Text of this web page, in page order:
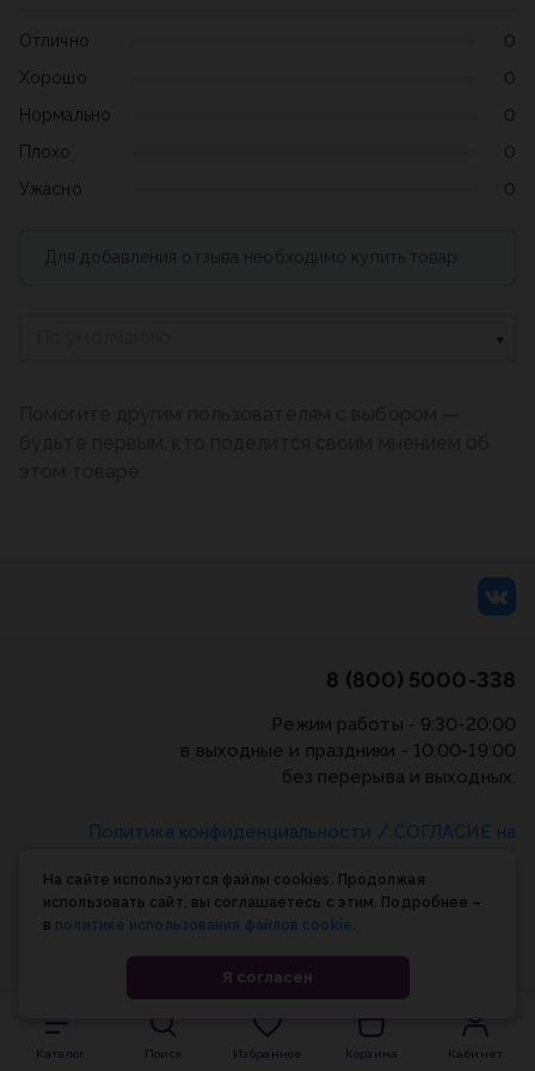
Отлично
0
Хорошо
0
Нормально
0
Плохо
0
Ужасно
0
Для добавления отзыва необходимо купить товар
8 (800) 5000-338
Режим работы - 9:30-20:00
в выходные и праздники - 10:00-19:00
без перерыва и выходных.
Политика конфиденциальности / СОГЛАСИЕ на
использовании cookie-файлов
Каталог Поиск Избранное Корзина Кабинет
На сайте используются файлы cookies. Продолжая
использовать сайт, вы соглашаетесь с этим. Подробнее –
в политике использования файлов cookie.
Я согласен